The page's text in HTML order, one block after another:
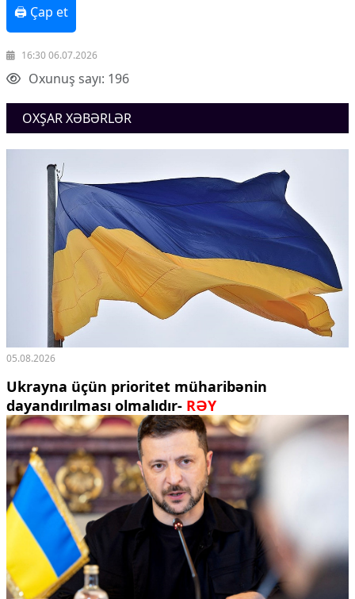
🖨 Çap et
16:30 06.07.2026
Oxunuş sayı: 196
OXŞAR XƏBƏRLƏR
05.08.2026
Ukrayna üçün prioritet müharibənin
dayandırılması olmalıdır- RƏY